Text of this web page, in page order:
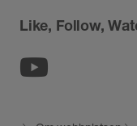
Like, Follow,